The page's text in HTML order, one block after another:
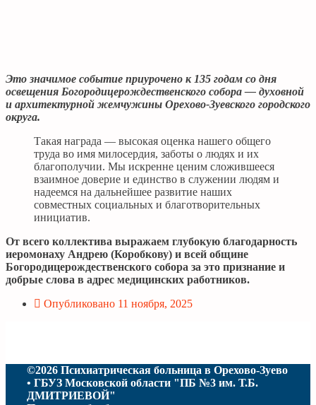
Это значимое событие приурочено к 135 годам со дня
освещения Богородицерождественского собора — духовной
и архитектурной жемчужины Орехово-Зуевского городского
округа.
Такая награда — высокая оценка нашего общего
труда во имя милосердия, заботы о людях и их
благополучии. Мы искренне ценим сложившееся
взаимное доверие и единство в служении людям и
надеемся на дальнейшее развитие наших
совместных социальных и благотворительных
инициатив.
От всего коллектива выражаем глубокую благодарность
иеромонаху Андрею (Коробкову) и всей общине
Богородицерождественского собора за это признание и
добрые слова в адрес медицинских работников.
Опубликовано 11 ноября, 2025
©2026 Психиатрическая больница в Орехово-Зуево
• ГБУЗ Московской области "ПБ №3 им. Т.Б.
ДМИТРИЕВОЙ"